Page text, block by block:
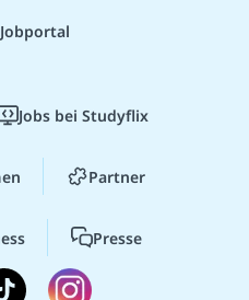
Jobs bei Studyflix
Partner
Presse